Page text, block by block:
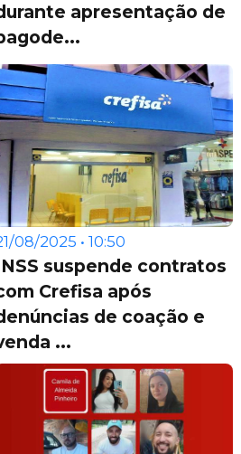
apresentação de
08/2025 • 10:50
suspende contratos
Crefisa após
de coação e
...